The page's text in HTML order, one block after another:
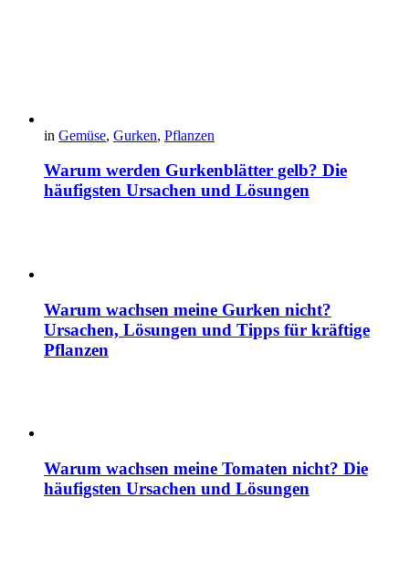
in Gemüse, Gurken, Pflanzen
Warum werden Gurkenblätter gelb? Die
häufigsten Ursachen und Lösungen
Warum wachsen meine Gurken nicht?
Ursachen, Lösungen und Tipps für kräftige
Pflanzen
Warum wachsen meine Tomaten nicht? Die
häufigsten Ursachen und Lösungen